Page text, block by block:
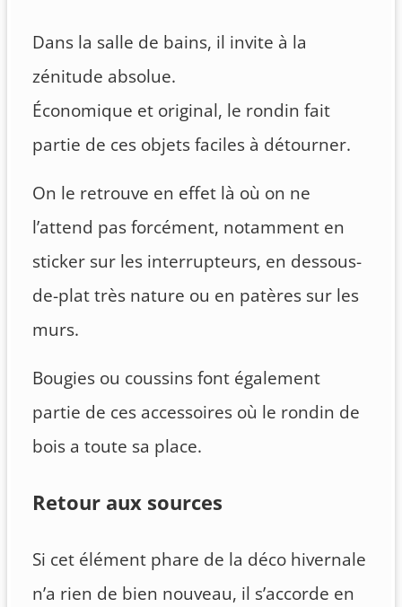
Dans la salle de bains, il invite à la
zénitude absolue.
Économique et original, le rondin fait
partie de ces objets faciles à détourner.
On le retrouve en effet là où on ne
l’attend pas forcément, notamment en
sticker sur les interrupteurs, en dessous-
de-plat très nature ou en patères sur les
murs.
Bougies ou coussins font également
partie de ces accessoires où le rondin de
bois a toute sa place.
Retour aux sources
Si cet élément phare de la déco hivernale
n’a rien de bien nouveau, il s’accorde en